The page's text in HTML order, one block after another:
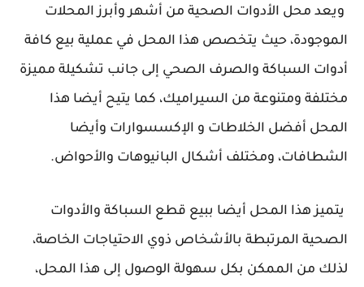
ويعد محل الأدوات الصحية من أشهر وأبرز المحلات
الموجودة، حيث يتخصص هذا المحل في عملية بيع كافة
أدوات السباكة والصرف الصحي إلى جانب تشكيلة مميزة
مختلفة ومتنوعة من السيراميك، كما يتيح أيضا هذا
المحل أفضل الخلاطات و الإكسسوارات وأيضا
الشطافات، ومختلف أشكال البانيوهات والأحواض.
يتميز هذا المحل أيضا ببيع قطع السباكة والأدوات
الصحية المرتبطة بالأشخاص ذوي الاحتياجات الخاصة،
لذلك من الممكن بكل سهولة الوصول إلى هذا المحل،